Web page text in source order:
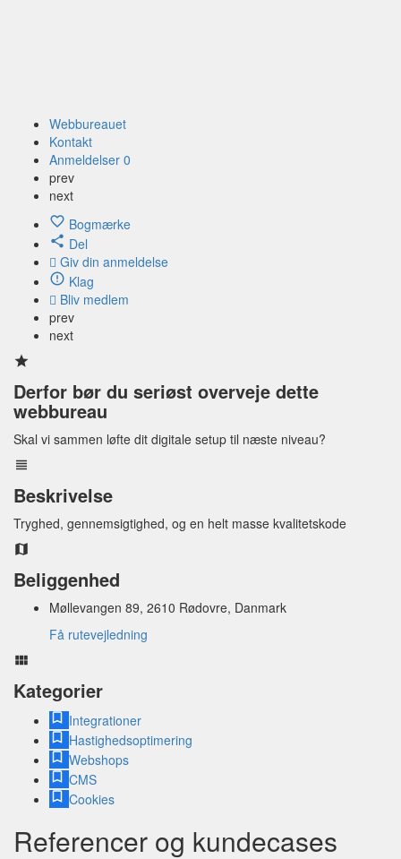
Webbureauet
Kontakt
Anmeldelser 0
prev
next
Bogmærke
Del
Giv din anmeldelse
Klag
Bliv medlem
prev
next
Derfor bør du seriøst overveje dette
webbureau
Skal vi sammen løfte dit digitale setup til næste niveau?
Beskrivelse
Tryghed, gennemsigtighed, og en helt masse kvalitetskode
Beliggenhed
Møllevangen 89, 2610 Rødovre, Danmark
Få rutevejledning
Kategorier
Integrationer
Hastighedsoptimering
Webshops
CMS
Cookies
Referencer og kundecases